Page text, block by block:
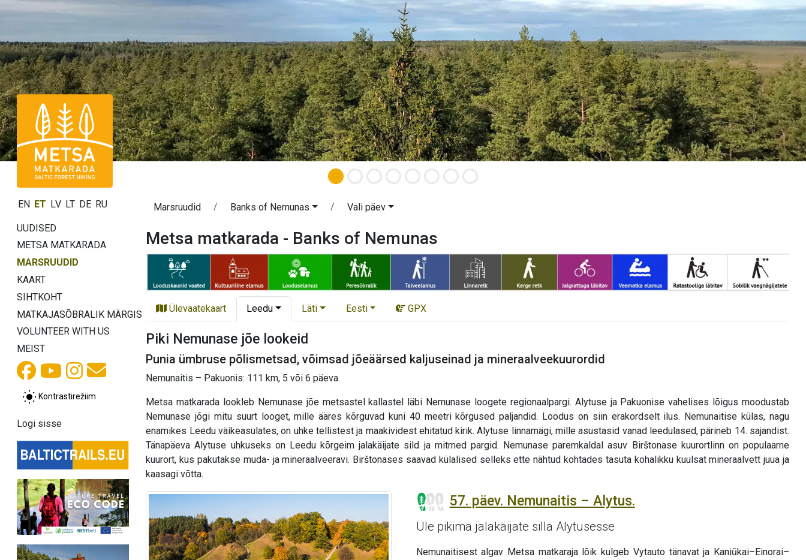
EN ET LV LT DE RU
UUDISED
METSA MATKARADA
MARSRUUDID
KAART
SIHTKOHT
MATKAJASÕBRALIK MÄRGIS
VOLUNTEER WITH US
MEIST
Kontrastirežiim
Logi sisse
Marsruudid Banks of Nemunas Vali päev
Metsa matkarada - Banks of Nemunas
Ülevaatekaart Leedu Läti Eesti GPX
Piki Nemunase jõe lookeid
Punia ümbruse põlismetsad, võimsad jõeäärsed kaljuseinad ja mineraalveekuurordid
Nemunaitis – Pakuonis: 111 km, 5 või 6 päeva.
Metsa matkarada lookleb Nemunase jõe metsastel kallastel läbi Nemunase loogete regionaalpargi. Alytuse ja Pakuonise vahelises lõigus moodustab
Nemunase jõgi mitu suurt looget, mille ääres kõrguvad kuni 40 meetri kõrgused paljandid. Loodus on siin erakordselt ilus. Nemunaitise külas, nagu
enamikes Leedu väikeasulates, on uhke tellistest ja maakividest ehitatud kirik. Alytuse linnamägi, mille asustasid vanad leedulased, pärineb 14. sajandist.
Tänapäeva Alytuse uhkuseks on Leedu kõrgeim jalakäijate sild ja mitmed pargid. Nemunase paremkaldal asuv Birštonase kuurortlinn on populaarne
kuurort, kus pakutakse muda- ja mineraalveeravi. Birštonases saavad külalised selleks ette nähtud kohtades tasuta kohalikku kuulsat mineraalvett juua ja
kaasagi võtta.
57. päev. Nemunaitis – Alytus.
Üle pikima jalakäijate silla Alytusesse
Nemunaitisest algav Metsa matkaraja lõik kulgeb Vytauto tänavat ja Kaniūkai–Einorai–